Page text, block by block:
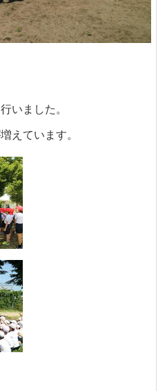
いました。
えています。